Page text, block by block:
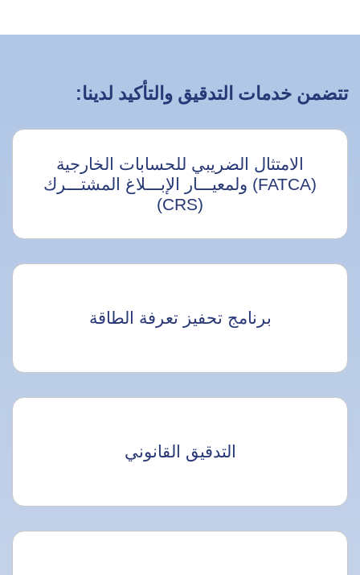
تتضمن خدمات التدقيق والتأكيد لدينا:
الامتثال الضريبي للحسابات الخارجية
(FATCA) ولمعيـــار الإبـــلاغ المشتـــرك
(CRS)
برنامج تحفيز تعرفة الطاقة
التدقيق القانوني